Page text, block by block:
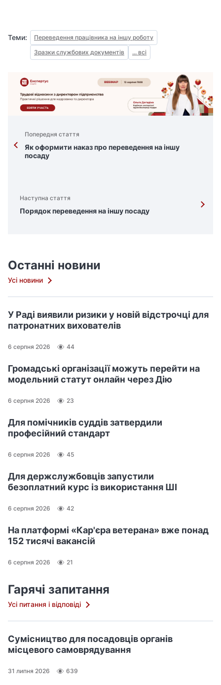
Теми:
Переведення працівника на іншу роботу
Зразки службових документів
... всі
Попередня стаття
Як оформити наказ про переведення на іншу
посаду
Наступна стаття
Порядок переведення на іншу посаду
Останні новини
Усі новини
У Раді виявили ризики у новій відстрочці для
патронатних вихователів
6 серпня 2026 44
Громадські організації можуть перейти на
модельний статут онлайн через Дію
6 серпня 2026 23
Для помічників суддів затвердили
професійний стандарт
6 серпня 2026 45
Для держслужбовців запустили
безоплатний курс із використання ШІ
6 серпня 2026 42
На платформі «Кар'єра ветерана» вже понад
152 тисячі вакансій
6 серпня 2026 21
Гарячі запитання
Усі питання і відповіді
Сумісництво для посадовців органів
місцевого самоврядування
31 липня 2026 639